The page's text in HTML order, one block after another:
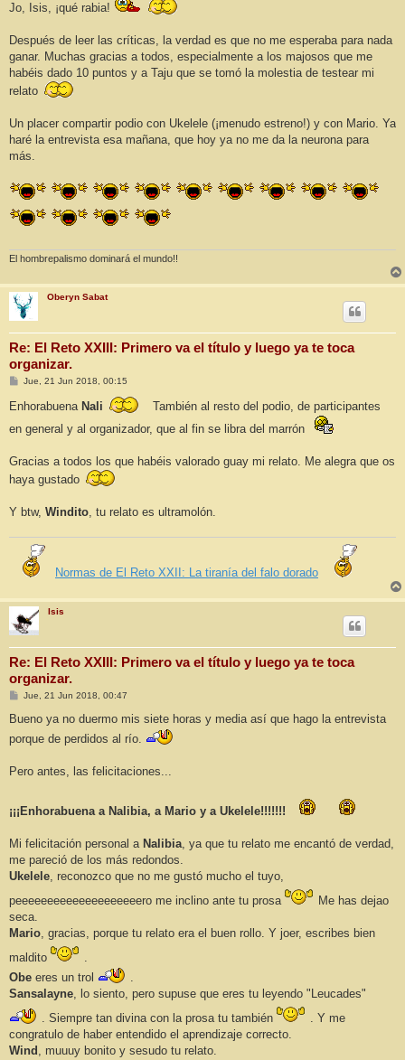
Jo, Isis, ¡qué rabia!
Después de leer las críticas, la verdad es que no me esperaba para nada
ganar. Muchas gracias a todos, especialmente a los majosos que me
habéis dado 10 puntos y a Taju que se tomó la molestia de testear mi
relato
Un placer compartir podio con Ukelele (¡menudo estreno!) y con Mario. Ya
haré la entrevista esa mañana, que hoy ya no me da la neurona para
más.
El hombrepalismo dominará el mundo!!
Oberyn Sabat
Re: El Reto XXIII: Primero va el título y luego ya te toca
organizar.
M
n
s
j
Jue, 21 Jun 2018, 00:15
Enhorabuena Nali
También al resto del podio, de participantes
en general y al organizador, que al fin se libra del marrón
Gracias a todos los que habéis valorado guay mi relato. Me alegra que os
haya gustado
Y btw, Windito, tu relato es ultramolón.
Normas de El Reto XXII: La tiranía del falo dorado
Isis
Re: El Reto XXIII: Primero va el título y luego ya te toca
organizar.
M
n
a
Jue, 21 Jun 2018, 00:47
Bueno ya no duermo mis siete horas y media así que hago la entrevista
porque de perdidos al río.
Pero antes, las felicitaciones...
¡¡¡Enhorabuena a Nalibia, a Mario y a Ukelele!!!!!!!
Mi felicitación personal a Nalibia, ya que tu relato me encantó de verdad,
me pareció de los más redondos.
Ukelele, reconozco que no me gustó mucho el tuyo,
peeeeeeeeeeeeeeeeeeeero me inclino ante tu prosa
Me has dejao
seca.
Mario, gracias, porque tu relato era el buen rollo. Y joer, escribes bien
maldito
.
Obe eres un trol
.
Sansalayne, lo siento, pero supuse que eres tu leyendo "Leucades"
. Siempre tan divina con la prosa tu también
. Y me
congratulo de haber entendido el aprendizaje correcto.
Wind , muuuy bonito y sesudo tu relato.